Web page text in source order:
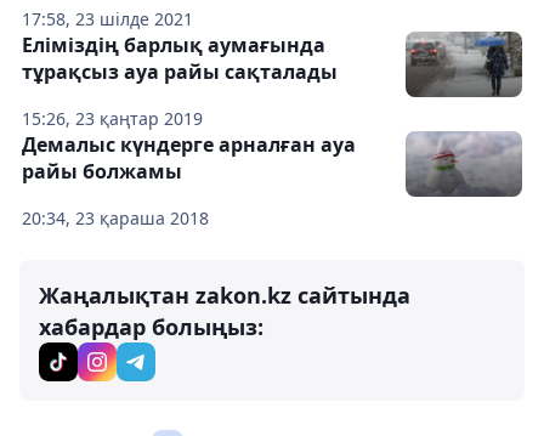
17:58, 23 шілде 2021
15:26, 23 қаңтар 2019
Еліміздің барлық аумағында
тұрақсыз ауа райы сақталады
20:34, 23 қараша 2018
Демалыс күндерге арналған ауа
райы болжамы
Жаңалықтан zakon.kz сайтында
хабардар болыңыз: